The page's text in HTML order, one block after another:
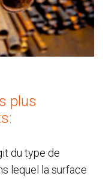
plus
du type de
lequel la surface